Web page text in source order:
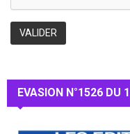
EVASION N°1526 DU